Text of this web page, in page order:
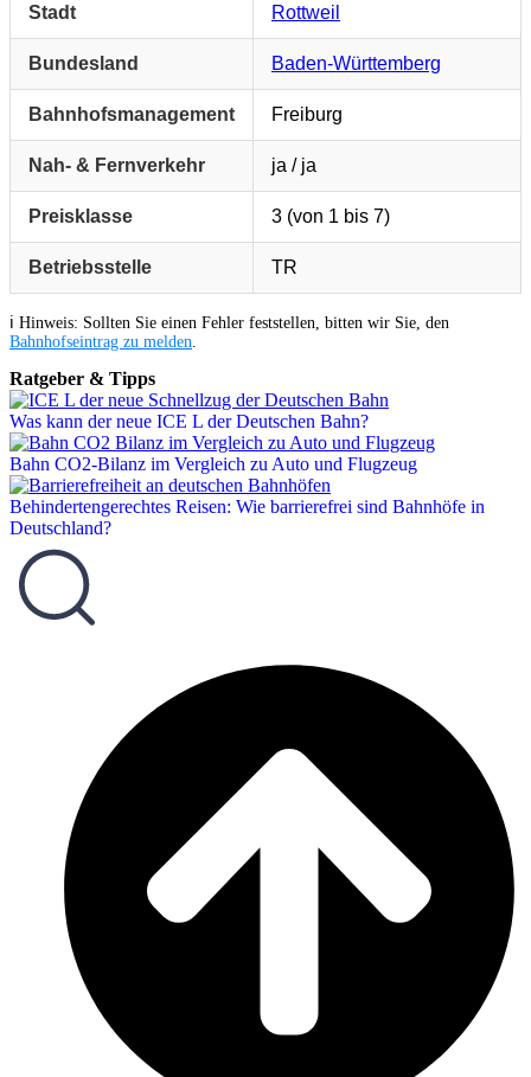
Stadt Rottweil
Bundesland Baden-Württemberg
Bahnhofsmanagement Freiburg
Nah- & Fernverkehr ja / ja
Preisklasse 3 (von 1 bis 7)
Betriebsstelle TR
ℹ️ Hinweis: Sollten Sie einen Fehler feststellen, bitten wir Sie, den
Bahnhofseintrag zu melden
Ratgeber & Tipps
Was kann der neue ICE L der Deutschen Bahn?
Bahn CO2-Bilanz im Vergleich zu Auto und Flugzeug
Behindertengerechtes Reisen: Wie barrierefrei sind Bahnhöfe in
Deutschland?